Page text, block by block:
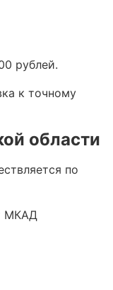
рублей.
к точному
области
по
МКАД